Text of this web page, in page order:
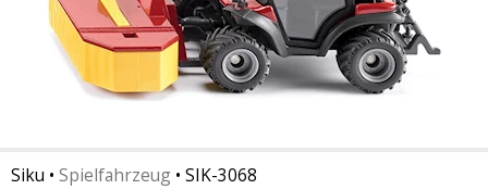
Siku • Spielfahrzeug • SIK-3068